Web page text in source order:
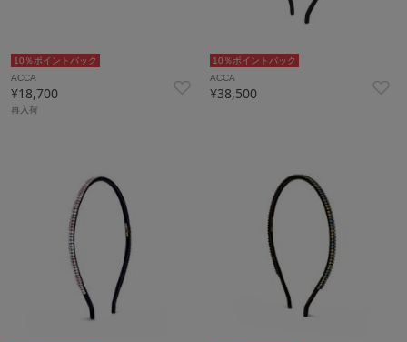
10％ポイントバック
ACCA
¥18,700
再入荷
10％ポイントバック
ACCA
¥38,500